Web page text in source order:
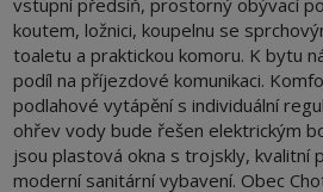
vstupní předsíň, prostorný obývací
koutem, ložnici, koupelnu se
toaletu a praktickou komoru. K bytu
podíl na příjezdové komunikaci.
podlahové vytápění s individuální
ohřev vody bude řešen elektrickým
jsou plastová okna s trojskly, kvalitní
moderní sanitární vybavení. Obec